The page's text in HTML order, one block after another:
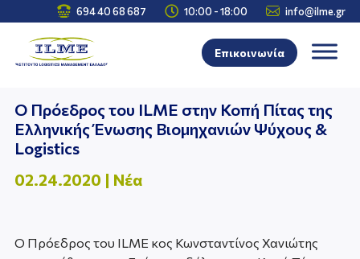
 694 40 68 687  10:00 - 18:00  info@ilme.gr
Επικοινωνία
Ο Πρόεδρος του ILME στην Κοπή Πίτας της
Ελληνικής Ένωσης Βιομηχανιών Ψύχους &
Logistics
02.24.2020 | Νέα
Ο Πρόεδρος του ILME κος Κωνσταντίνος Χανιώτης